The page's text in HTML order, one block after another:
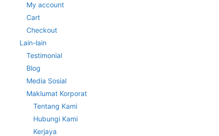
My account
Cart
Checkout
Lain-lain
Testimonial
Blog
Media Sosial
Maklumat Korporat
Tentang Kami
Hubungi Kami
Kerjaya